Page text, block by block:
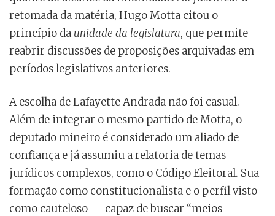
retomada da matéria, Hugo Motta citou o
princípio da unidade da legislatura, que permite
reabrir discussões de proposições arquivadas em
períodos legislativos anteriores.
A escolha de Lafayette Andrada não foi casual.
Além de integrar o mesmo partido de Motta, o
deputado mineiro é considerado um aliado de
confiança e já assumiu a relatoria de temas
jurídicos complexos, como o Código Eleitoral. Sua
formação como constitucionalista e o perfil visto
como cauteloso — capaz de buscar “meios-